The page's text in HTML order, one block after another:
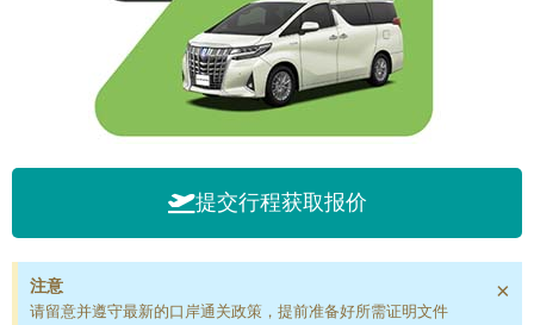
提交行程获取报价
注意
请留意并遵守最新的口岸通关政策，提前准备好所需证明文件
×